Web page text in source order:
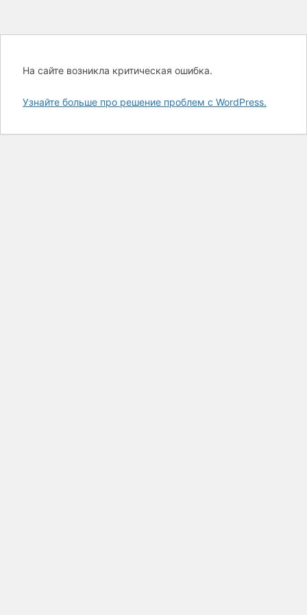
На сайте возникла критическая ошибка.
Узнайте больше про решение проблем с WordPress.